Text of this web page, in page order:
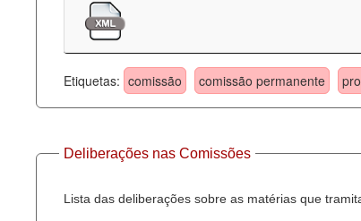
Etiquetas: comissão comissão permanente
Deliberações nas Comissões
Lista das deliberações sobre as matérias que